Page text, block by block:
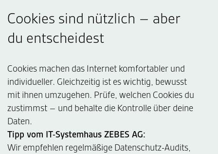
Cookies sind nützlich – aber
du entscheidest
Cookies machen das Internet komfortabler und
individueller. Gleichzeitig ist es wichtig, bewusst
mit ihnen umzugehen. Prüfe, welchen Cookies du
zustimmst – und behalte die Kontrolle über deine
Daten.
Tipp vom IT-Systemhaus ZEBES AG:
Wir empfehlen regelmäßige Datenschutz-Audits,